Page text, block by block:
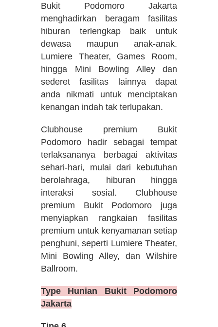
Bukit Podomoro Jakarta
menghadirkan beragam fasilitas
hiburan terlengkap baik untuk
dewasa maupun anak-anak.
Lumiere Theater, Games Room,
hingga Mini Bowling Alley dan
sederet fasilitas lainnya dapat
anda nikmati untuk menciptakan
kenangan indah tak terlupakan.
Clubhouse premium Bukit
Podomoro hadir sebagai tempat
terlaksananya berbagai aktivitas
sehari-hari, mulai dari kebutuhan
berolahraga, hiburan hingga
interaksi sosial. Clubhouse
premium Bukit Podomoro juga
menyiapkan rangkaian fasilitas
premium untuk kenyamanan setiap
penghuni, seperti Lumiere Theater,
Mini Bowling Alley, dan Wilshire
Ballroom.
Type Hunian Bukit Podomoro
Jakarta